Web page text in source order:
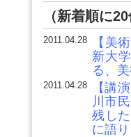
（新着順に
2011.04.28
【美
新大
る、
2011.04.28
【講
川市
残し
に語